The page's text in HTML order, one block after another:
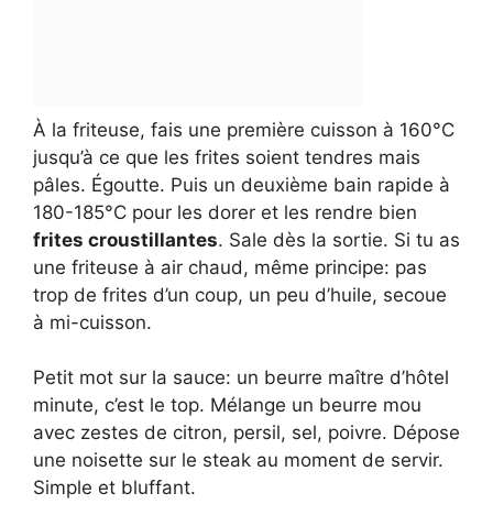
À la friteuse, fais une première cuisson à 160°C
jusqu’à ce que les frites soient tendres mais
pâles. Égoutte. Puis un deuxième bain rapide à
180-185°C pour les dorer et les rendre bien
frites croustillantes. Sale dès la sortie. Si tu as
une friteuse à air chaud, même principe: pas
trop de frites d’un coup, un peu d’huile, secoue
à mi-cuisson.
Petit mot sur la sauce: un beurre maître d’hôtel
minute, c’est le top. Mélange un beurre mou
avec zestes de citron, persil, sel, poivre. Dépose
une noisette sur le steak au moment de servir.
Simple et bluffant.